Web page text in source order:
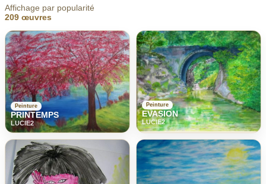
Affichage par popularité
209 œuvres
Peinture
PRINTEMPS
LUCIE2
Peinture
EVASION
LUCIE2